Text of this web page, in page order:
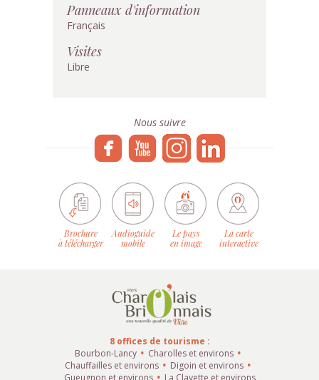
Panneaux d'information
Français
Visites
Libre
Nous suivre
Brochure
à télécharger
Audioguide
mobile
Le pays
en image
La carte
interactive
8 offices de tourisme :
Bourbon-Lancy
Charolles et environs
Chauffailles et environs
Digoin et environs
Gueugnon et environs
La Clayette et environs